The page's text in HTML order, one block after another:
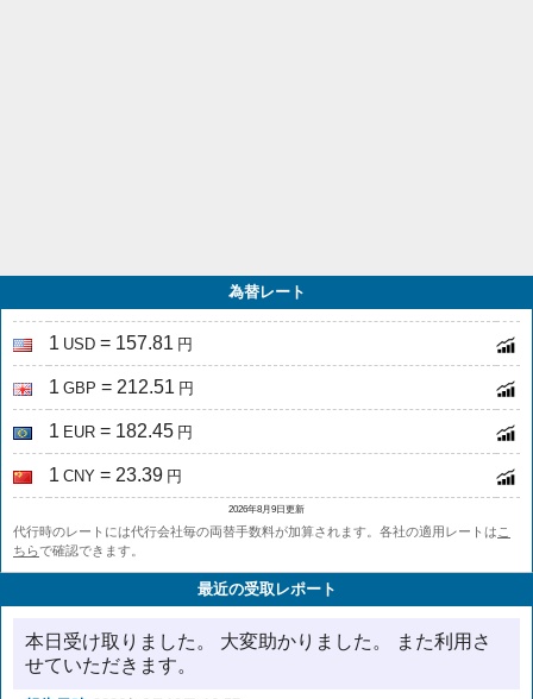
為替レート
1 USD = 157.81 円
1 GBP = 212.51 円
1 EUR = 182.45 円
1 CNY = 23.39 円
2026年8月9日更新
代行時のレートには代行会社毎の両替手数料が加算されます。各社の適用レートはこ
ちらで確認できます。
最近の受取レポート
本日受け取りました。 大変助かりました。 また利用さ
せていただきます。